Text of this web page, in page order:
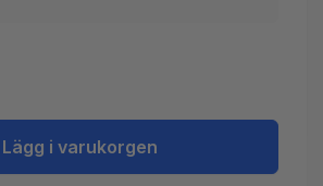
Lägg i varukorgen